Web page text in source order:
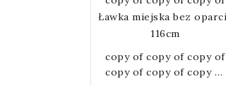
copy of copy of copy of
copy of copy of copy of